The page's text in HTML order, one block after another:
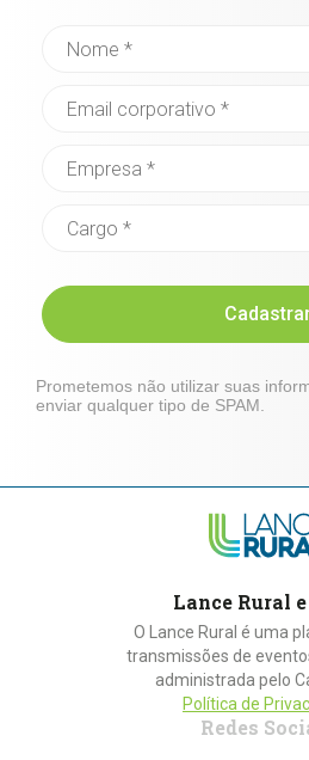
Prometemos não utilizar suas
enviar qualquer tipo de SPAM.
Lance Rural
O Lance Rural é uma
transmissões de
administrada pelo
Política de
Redes